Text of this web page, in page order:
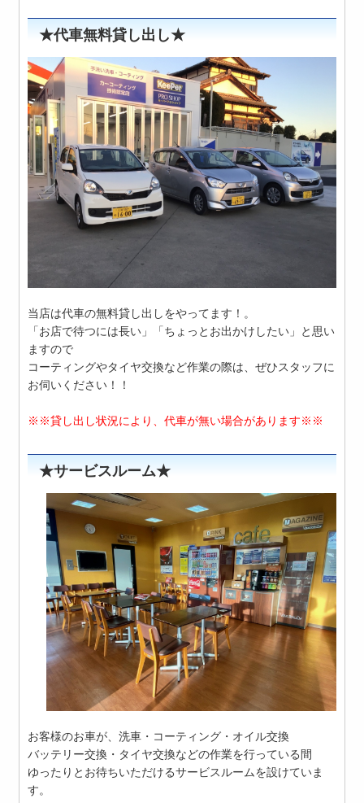
★代車無料貸し出し★
当店は代車の無料貸し出しをやってます！。
「お店で待つには長い」「ちょっとお出かけしたい」と思い
ますので
コーティングやタイヤ交換など作業の際は、ぜひスタッフに
お伺いください！！
※※貸し出し状況により、代車が無い場合があります※※
★サービスルーム★
お客様のお車が、洗車・コーティング・オイル交換
バッテリー交換・タイヤ交換などの作業を行っている間
ゆったりとお待ちいただけるサービスルームを設けていま
す。